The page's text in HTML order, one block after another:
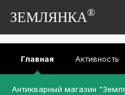
ЗЕМЛЯНКА®
Главная
Антикварный магазин
Активность